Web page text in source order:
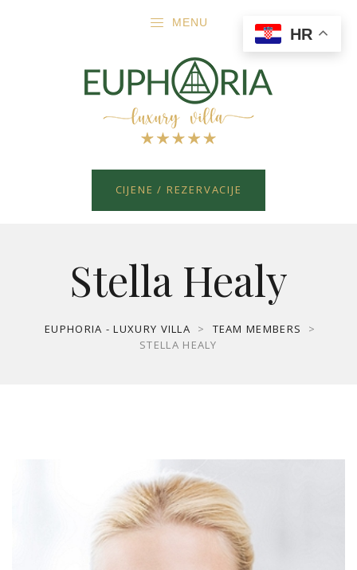
MENU
CIJENE / REZERVACIJE
Stella Healy
EUPHORIA - LUXURY VILLA > TEAM MEMBERS
>
STELLA HEALY
HR